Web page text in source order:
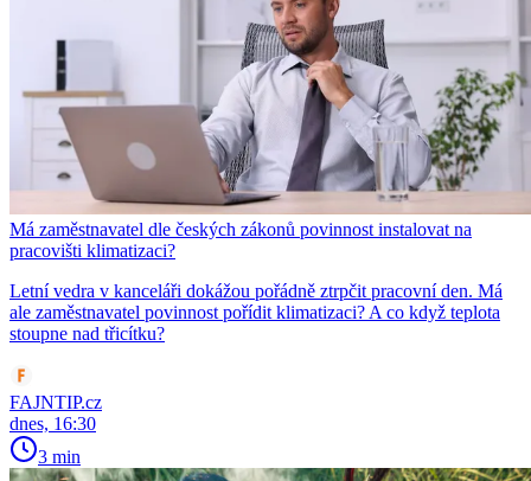
Má zaměstnavatel dle českých zákonů povinnost instalovat na
pracovišti klimatizaci?
Letní vedra v kanceláři dokážou pořádně ztrpčit pracovní den. Má
ale zaměstnavatel povinnost pořídit klimatizaci? A co když teplota
stoupne nad třicítku?
FAJNTIP.cz
dnes, 16:30
3 min